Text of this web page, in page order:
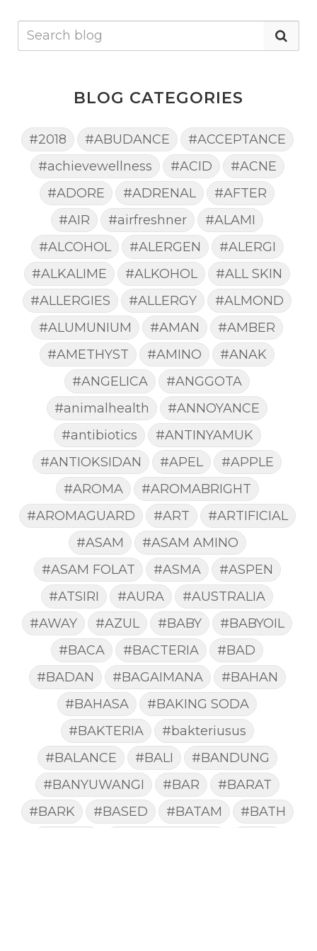
BLOG CATEGORIES
#2018 #ABUDANCE
#ACCEPTANCE
#achievewellness
#ACID
#ACNE
#ADORE
#ADRENAL
#AFTER
#AIR
#airfreshner
#ALAMI
#ALCOHOL
#ALERGEN
#ALERGI
#ALKALIME
#ALKOHOL
#ALL SKIN
#ALLERGIES
#ALLERGY
#ALMOND
#ALUMUNIUM
#AMAN
#AMBER
#AMETHYST
#AMINO
#ANAK
#ANGELICA
#ANGGOTA
#animalhealth
#ANNOYANCE
#antibiotics
#ANTINYAMUK
#ANTIOKSIDAN
#APEL
#APPLE
#AROMA
#AROMABRIGHT
#AROMAGUARD
#ART
#ARTIFICIAL
#ASAM
#ASAM AMINO
#ASAM FOLAT
#ASMA
#ASPEN
#ATSIRI
#AURA
#AUSTRALIA
#AWAY
#AZUL #BABY
#BABYOIL
#BACA
#BACTERIA
#BAD
#BADAN
#BAGAIMANA
#BAHAN
#BAHASA
#BAKING SODA
#BAKTERIA
#bakteriusus
#BALANCE
#BALI
#BANDUNG
#BANYUWANGI
#BAR
#BARAT
#BARK
#BASED #BATAM
#BATH